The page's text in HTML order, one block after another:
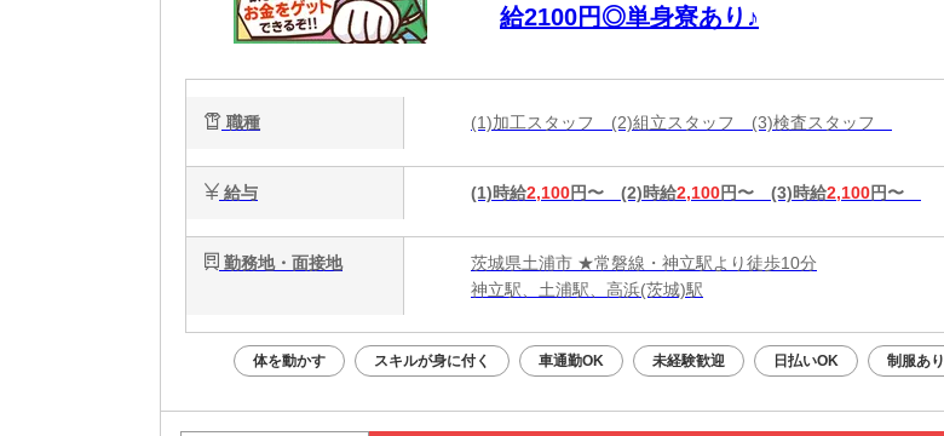
給2100円◎単身寮あり♪
職種 (1)加工スタッフ (2)組立スタッフ (3)検査スタッフ
給与 (1)時給2,100円〜 (2)時給2,100円〜 (3)時給2,100円〜
勤務地・面接地
茨城県土浦市 ★常磐線・神立駅より徒歩10分
神立駅、土浦駅、高浜(茨城)駅
体を動かす スキルが身に付く 車通勤OK 未経験歓迎 日払いOK 制服あり